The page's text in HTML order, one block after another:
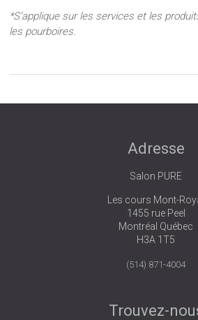
*S’applique sur les services et les
les pourboires.
Adresse
Salon PURE
Les cours Mont-
1455 rue Peel
Montréal Québec
H3A 1T5
(514) 871-4004
Trouvez-